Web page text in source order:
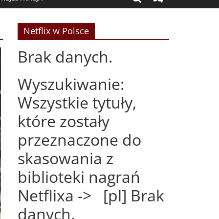
Netflix w Polsce
Brak danych.
Wyszukiwanie:
Wszystkie tytuły,
które zostały
przeznaczone do
skasowania z
biblioteki nagrań
Netflixa -> [pl] Brak
danych.